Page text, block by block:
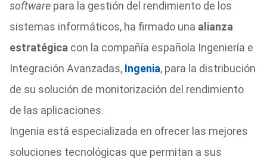
softwarepara la gestión del rendimiento de los
sistemas informáticos, ha firmado una alianza
estratégica con la compañía española Ingeniería e
Integración Avanzadas, Ingenia, para la distribución
de su solución de monitorización del rendimiento
de las aplicaciones.
Ingenia está especializada en ofrecer las mejores
soluciones tecnológicas que permitan a sus